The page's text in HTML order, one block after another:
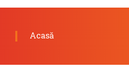
Acasă